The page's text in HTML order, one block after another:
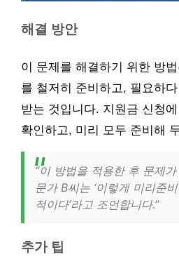
해결 방안
이 문제를 해결하기 위한 방
를 철저히 준비하고, 필요하
받는 것입니다. 지원금 신청
확인하고, 미리 모두 준비해
“이 방법을 적용한 후 문제
문가 B씨는 ‘이렇게 미리준
적이다’라고 조언합니다.”
추가 팁